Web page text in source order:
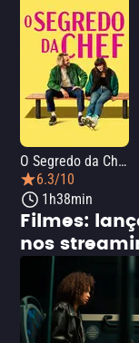
O Segredo da Chef
6.3/10
1h38min
Filmes:
nos